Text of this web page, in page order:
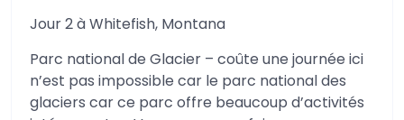
Jour 2 à Whitefish, Montana
Parc national de Glacier – coûte une journée ici
n’est pas impossible car le parc national des
glaciers car ce parc offre beaucoup d’activités